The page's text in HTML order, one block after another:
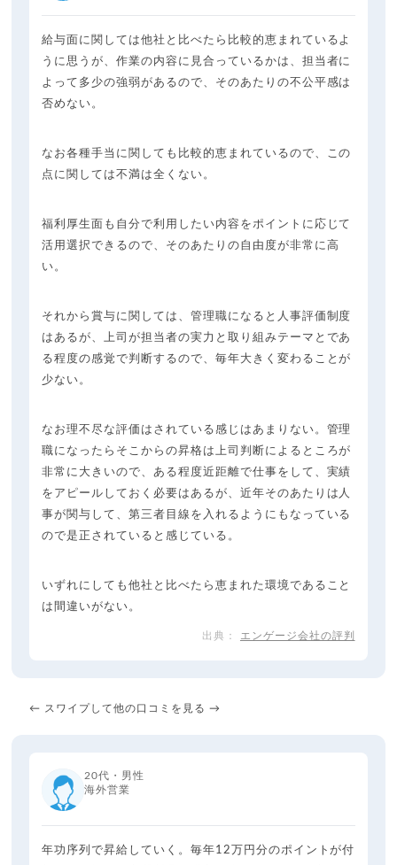
給与面に関しては他社と比べたら比較的恵まれているよ
うに思うが、作業の内容に見合っているかは、担当者に
よって多少の強弱があるので、そのあたりの不公平感は
否めない。
なお各種手当に関しても比較的恵まれているので、この
点に関しては不満は全くない。
福利厚生面も自分で利用したい内容をポイントに応じて
活用選択できるので、そのあたりの自由度が非常に高
い。
それから賞与に関しては、管理職になると人事評価制度
はあるが、上司が担当者の実力と取り組みテーマとであ
る程度の感覚で判断するので、毎年大きく変わることが
少ない。
なお理不尽な評価はされている感じはあまりない。管理
職になったらそこからの昇格は上司判断によるところが
非常に大きいので、ある程度近距離で仕事をして、実績
をアピールしておく必要はあるが、近年そのあたりは人
事が関与して、第三者目線を入れるようにもなっている
ので是正されていると感じている。
いずれにしても他社と比べたら恵まれた環境であること
は間違いがない。
エンゲージ会社の評判
← スワイプして他の口コミを見る →
20代・男性
海外営業
年功序列で昇給していく。毎年12万円分のポイントが付